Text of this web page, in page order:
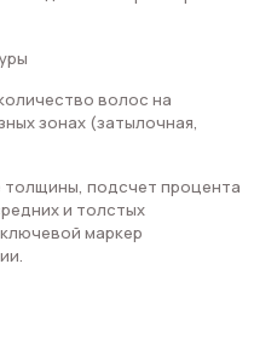
волос на
зонах (затылочная,
толщины, подсчет процента
и толстых
маркер